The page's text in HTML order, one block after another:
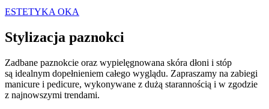
ESTETYKA OKA
Stylizacja paznokci
Zadbane paznokcie oraz wypielęgnowana skóra dłoni i stóp
są idealnym dopełnieniem całego wyglądu. Zapraszamy na zabiegi
manicure i pedicure, wykonywane z dużą starannością i w zgodzie
z najnowszymi trendami.